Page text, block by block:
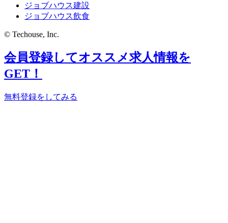
ジョブハウス建設
ジョブハウス飲食
© Techouse, Inc.
会員登録してオススメ求人情報を
GET！
無料登録をしてみる